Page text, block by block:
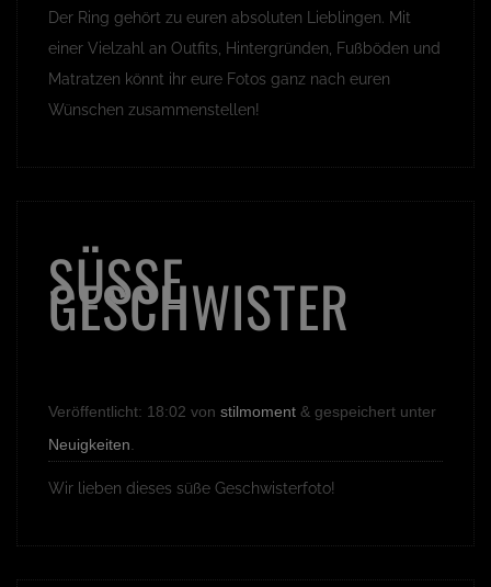
Der Ring gehört zu euren absoluten Lieblingen. Mit
einer Vielzahl an Outfits, Hintergründen, Fußböden und
Matratzen könnt ihr eure Fotos ganz nach euren
Wünschen zusammenstellen!
SÜSSE G
ESCHWISTER
Veröffentlicht: 18:02 von stilmoment & gespeichert unter
Neuigkeiten
Wir lieben dieses süße Geschwisterfoto!